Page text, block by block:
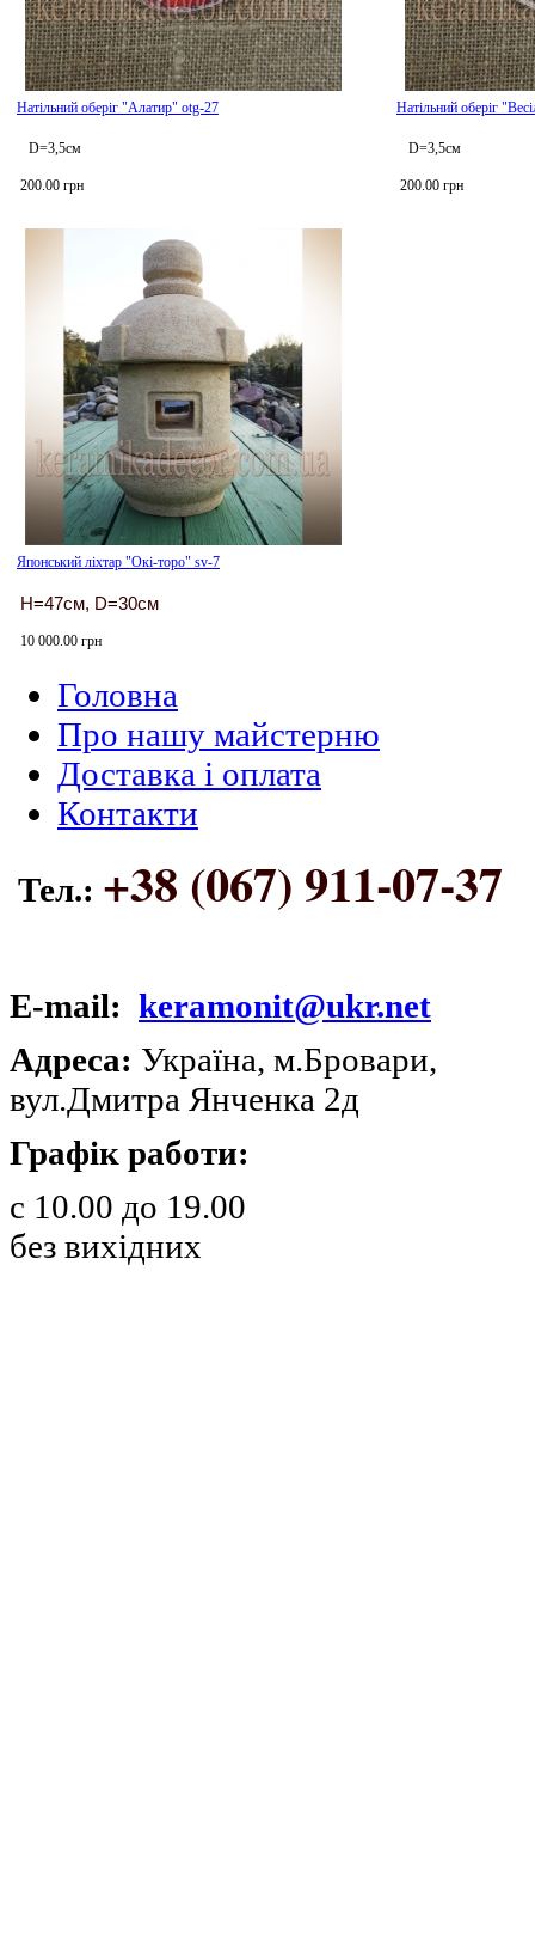
Натільний оберіг "Алатир" otg-27
D=3,5см
200.00 грн
Натільний оберіг
D=3,5см
200.00 грн
Японський ліхтар "Окі-торо" sv-7
H=47см, D=30см
10 000.00 грн
Головна
Про нашу майстерню
Доставка і оплата
Контакти
Тел.: +38 (067) 911-07-37
E-mail: keramonit@ukr.net
Адреса: Україна, м.Бровари,
вул.Дмитра Янченка 2д
Графік работи:
с 10.00 до 19.00
без вихідних